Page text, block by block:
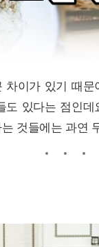
차이가 있기 때
도 있다는 점인
것들에는 과연